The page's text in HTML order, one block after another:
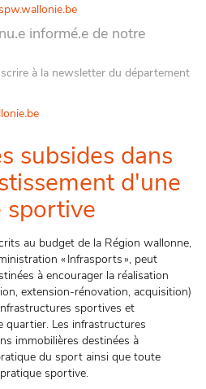
informé.e de notre
à la newsletter du département
subsides dans
d'une
sportive
au budget de la Région wallonne,
« Infrasports », peut
à encourager la réalisation
extension-rénovation, acquisition)
sportives et
quartier. Les infrastructures
immobilières destinées à
du sport ainsi que toute
sportive.